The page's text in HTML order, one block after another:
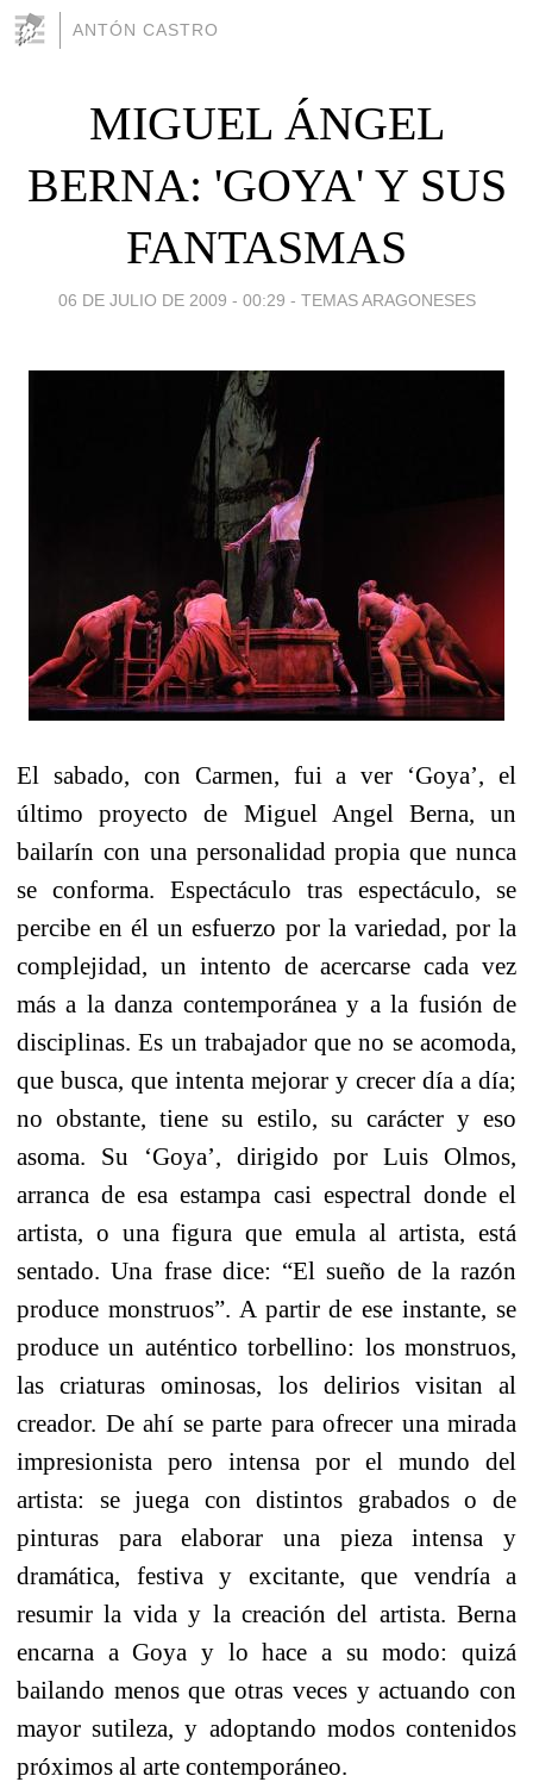
ANTÓN CASTRO
MIGUEL ÁNGEL
BERNA: 'GOYA' Y SUS
FANTASMAS
06 DE JULIO DE 2009 - 00:29 - TEMAS ARAGONESES
El sabado, con Carmen, fui a ver ‘Goya’, el
último proyecto de Miguel Angel Berna, un
bailarín con una personalidad propia que nunca
se conforma. Espectáculo tras espectáculo, se
percibe en él un esfuerzo por la variedad, por la
complejidad, un intento de acercarse cada vez
más a la danza contemporánea y a la fusión de
disciplinas. Es un trabajador que no se acomoda,
que busca, que intenta mejorar y crecer día a día;
no obstante, tiene su estilo, su carácter y eso
asoma. Su ‘Goya’, dirigido por Luis Olmos,
arranca de esa estampa casi espectral donde el
artista, o una figura que emula al artista, está
sentado. Una frase dice: “El sueño de la razón
produce monstruos”. A partir de ese instante, se
produce un auténtico torbellino: los monstruos,
las criaturas ominosas, los delirios visitan al
creador. De ahí se parte para ofrecer una mirada
impresionista pero intensa por el mundo del
artista: se juega con distintos grabados o de
pinturas para elaborar una pieza intensa y
dramática, festiva y excitante, que vendría a
resumir la vida y la creación del artista. Berna
encarna a Goya y lo hace a su modo: quizá
bailando menos que otras veces y actuando con
mayor sutileza, y adoptando modos contenidos
próximos al arte contemporáneo.